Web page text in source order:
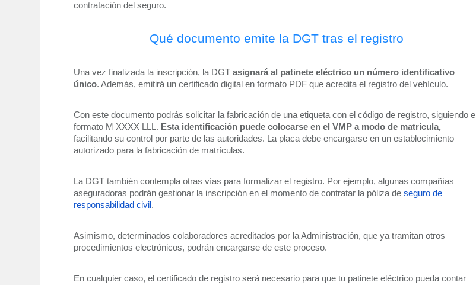
contratación del seguro.
Qué documento emite la DGT tras el registro
Una vez finalizada la inscripción, la DGT asignará al patinete eléctrico un número identificativo
único. Además, emitirá un certificado digital en formato PDF que acredita el registro del vehículo.
Con este documento podrás solicitar la fabricación de una etiqueta con el código de registro, siguiendo el
formato M XXXX LLL. Esta identificación puede colocarse en el VMP a modo de matrícula,
facilitando su control por parte de las autoridades. La placa debe encargarse en un establecimiento
autorizado para la fabricación de matrículas.
La DGT también contempla otras vías para formalizar el registro. Por ejemplo, algunas compañías
aseguradoras podrán gestionar la inscripción en el momento de contratar la póliza de seguro de
responsabilidad civil .
Asimismo, determinados colaboradores acreditados por la Administración, que ya tramitan otros
procedimientos electrónicos, podrán encargarse de este proceso.
En cualquier caso, el certificado de registro será necesario para que tu patinete eléctrico pueda contar